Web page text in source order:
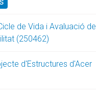
de Vida i Avaluació de
(250462)
d'Estructures d'Acer